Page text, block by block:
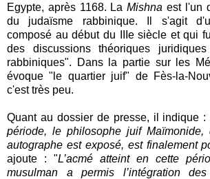
Egypte, après 1168. LaMishna est l'un
du judaïsme rabbinique. Il s'agit
composé au début du IIIe siècle et qui
des discussions théoriques
rabbiniques". Dans la partie sur les
évoque "le quartier juif" de Fès-la-
c'est très peu.
Quant au dossier de presse, il indique :
période, le philosophe juif Maïmonide,
autographe est exposé, est finalement
ajoute : "L’acmé atteint en cette
musulman a permis l’intégration